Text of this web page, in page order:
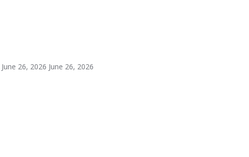
June 26, 2026 June 26, 2026